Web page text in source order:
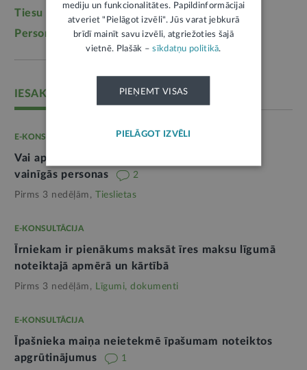
Tiesu sistēma
(1095)
Personas dati(1052)
IESAKĀM
E-KONSULTĀCIJA
Vai apdrošinātājs var piedzīt zaudējumus no
vainīgās personas
2
Pirms 3 nedēļām, Tieslietas
E-KONSULTĀCIJA
Īrniekam ir pienākums maksāt īres maksu līgumā
noteiktajā apmērā un kārtībā
Pirms 3 nedēļām, Līgumi, dokumenti
E-KONSULTĀCIJA
Īpašnieka maiņa neietekmē īpašumam noteiktos
apgrūtinājumus
1
mediju un funkcionalitātes. Papildinformācijai
atveriet "Pielāgot izvēli". Jūs varat jebkurā
brīdī mainīt savu izvēli, atgriežoties šajā
vietnē. Plašāk –sīkdatņu politikā.
PIEŅEMT VISAS
PIELĀGOT IZVĒLI